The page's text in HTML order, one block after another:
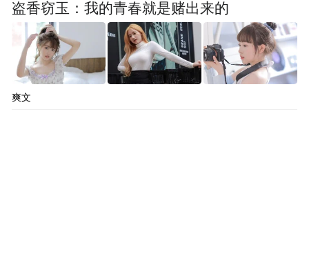
盗香窃玉：我的青春就是赌出来的
爽文